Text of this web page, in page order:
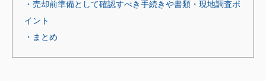
・売却前準備として確認すべき手続きや書類・現地調査ポ
イント
・まとめ